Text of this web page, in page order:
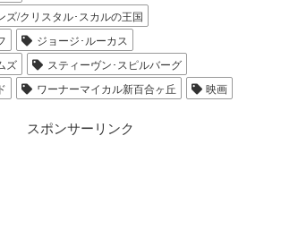
ズ/クリスタル･スカルの王国
ジョージ･ルーカス
ズ
スティーヴン･スピルバーグ
ワーナーマイカル新百合ヶ丘 映画
スポンサーリンク